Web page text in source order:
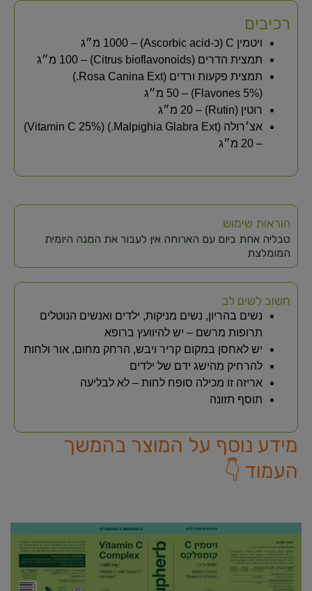
רכיבים
ויטמין C (כ-Ascorbic acid) – 1000 מ״ג
תמצית הדרים (Citrus bioflavonoids) – 100 מ״ג
תמצית פקעות ורדים (Rosa Canina Ext.)
(Flavones 5%) – 50 מ״ג
רוטין (Rutin) – 20 מ״ג
אצ׳רולה (Malpighia Glabra Ext.) (Vitamin C 25%)
– 20 מ״ג
הוראות שימוש
טבליה אחת ביום עם הארוחה אין לעבור את המנה היומית
המומלצת
חשוב לשים לב
נשים בהריון, נשים מניקות, ילדים ואנשים הנוטלים
תרופות מרשם – יש להיוועץ ברופא
יש לאחסן במקום קריר ויבש, הרחק מחום, אור ולחות
להרחיק מהישג ידם של ילדים
אריזה זו מכילה סופח לחות – לא לבליעה
תוסף תזונה
מידע נוסף על המוצר בהמשך
העמוד 👇